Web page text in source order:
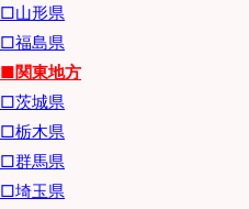
□山形県
□福島県
■関東地方
□茨城県
□栃木県
□群馬県
□埼玉県